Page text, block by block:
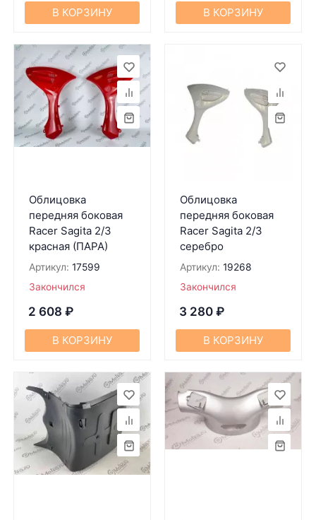
В КОРЗИНУ В КОРЗИНУ
Облицовка
передняя боковая
Racer Sagita 2/3
красная (ПАРА)
Артикул: 17599
Закончился
2 608 ₽
В КОРЗИНУ
Облицовка
передняя боковая
Racer Sagita 2/3
серебро
Артикул: 19268
Закончился
3 280 ₽
В КОРЗИНУ